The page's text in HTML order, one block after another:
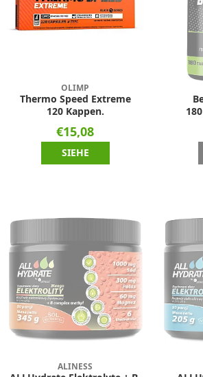
OLIMP
Thermo Speed Extreme
120 Kappen.
€15,08
SIEHE
ALINESS